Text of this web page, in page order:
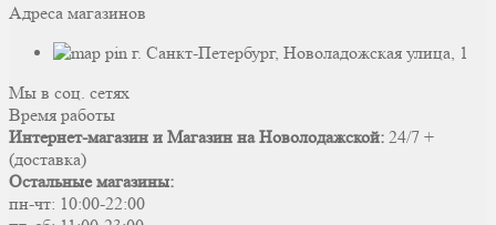
Адреса магазинов
г. Санкт-Петербург, Новоладожская улица, 1
Мы в соц. сетях
Время работы
Интернет-магазин и Магазин на Новолодажской: 24/7 +
(доставка)
Остальные магазины:
пн-чт: 10:00-22:00